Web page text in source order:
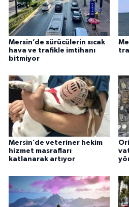
Mersin’de sürücülerin sıcak
hava ve trafikle imtihanı
bitmiyor
Mersin’de veteriner hekim
hizmet masrafları
katlanarak artıyor